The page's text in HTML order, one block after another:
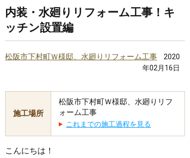
内装・水廻りリフォーム工事！キ
ッチン設置編
松阪市下村町Ｗ様邸、水廻りリフォーム工事
2020
年02月16日
施工場所
松阪市下村町Ｗ様邸、水廻りリフ
ォーム工事
これまでの施工過程を見る
こんにちは！